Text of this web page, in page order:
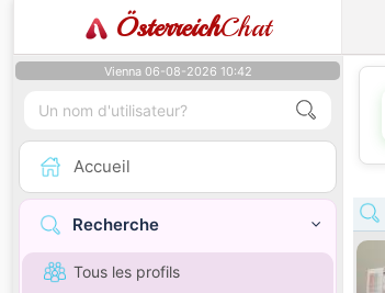
ÖsterreichChat
Vienna 06-08-2026 10:42
Accueil
Recherche
Tous les profils